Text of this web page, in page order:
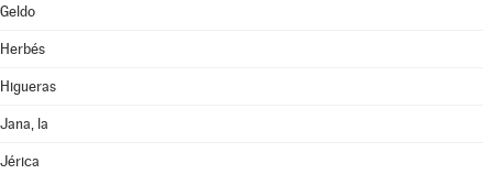
Geldo
Herbés
Higueras
Jana, la
Jérica